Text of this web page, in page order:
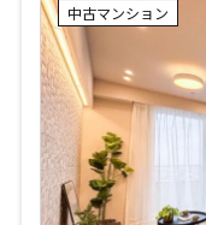
中古マンション